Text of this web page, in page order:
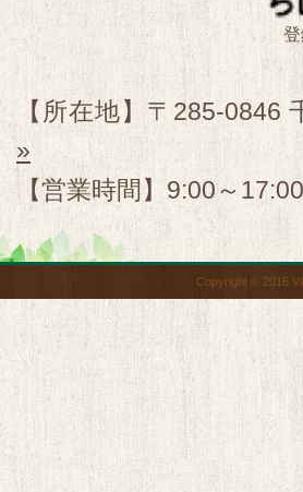
【所在地】〒285-
»
【営業時間】9:00～
Copyright © 2016